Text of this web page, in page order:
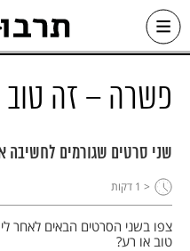
Skip
content
כל האתר
פשרה – זה טוב
שני סרטים שגורמים
< 1 דקות
צפו בשני הסרטים הבאים לאחר
טוב או רע?